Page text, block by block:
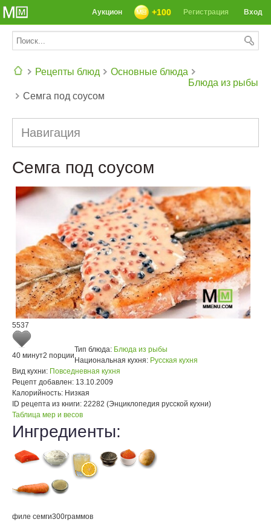
Вход
Регистрация
+100
Аукцион
Рецепты блюд
Основные блюда
Блюда из рыбы
Семга под соусом
Навигация
Семга под соусом
5537
40 минут2 порции
Тип блюда: Блюда из рыбы
Национальная кухня: Русская кухня
Вид кухни: Повседневная кухня
Рецепт добавлен: 13.10.2009
Калорийность: Низкая
ID рецепта из книги: 22282 (Энциклопедия русской кухни)
Таблица мер и весов
Ингредиенты:
филе семги300граммов